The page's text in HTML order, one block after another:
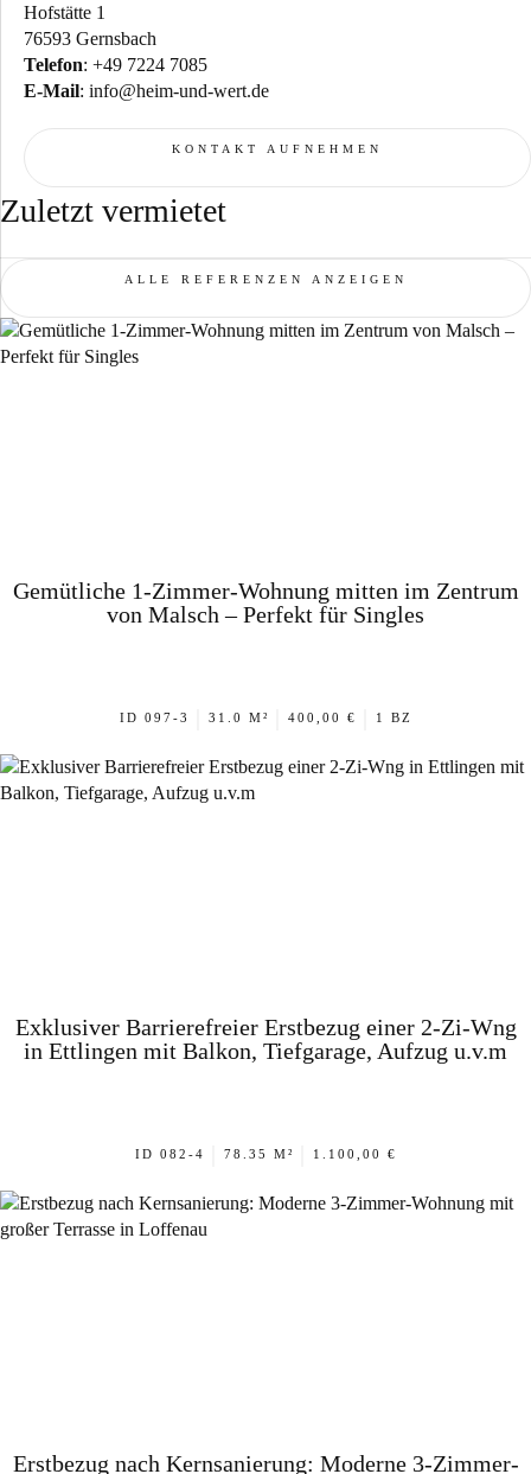
Hofstätte 1
76593 Gernsbach
Telefon: +49 7224 7085
E-Mail: info@heim-und-wert.de
KONTAKT AUFNEHMEN
Zuletzt vermietet
ALLE REFERENZEN ANZEIGEN
Gemütliche 1-Zimmer-Wohnung mitten im Zentrum
von Malsch – Perfekt für Singles
ID 097-3 31.0 M² 400,00 € 1 BZ
Exklusiver Barrierefreier Erstbezug einer 2-Zi-Wng
in Ettlingen mit Balkon, Tiefgarage, Aufzug u.v.m
ID 082-4 78.35 M² 1.100,00 €
Erstbezug nach Kernsanierung: Moderne 3-Zimmer-